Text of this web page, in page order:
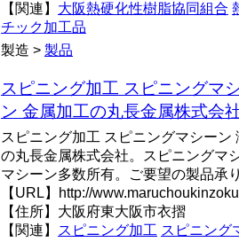
【関連】 大阪熱硬化性樹脂協同組合
チック加工品
製造 > 製品
スピニング加工 スピニングマ
ン 金属加工の丸長金属株式会
スピニング加工 スピニングマシー
の丸長金属株式会社。スピニングマ
マシーン多数所有。ご要望の製品承
【URL】http://
【住所】大阪府東大阪市衣摺
【関連】
スピニング加工 スピニング